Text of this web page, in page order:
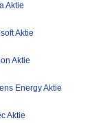
Aktie
Aktie
Aktie
Energy Aktie
Aktie